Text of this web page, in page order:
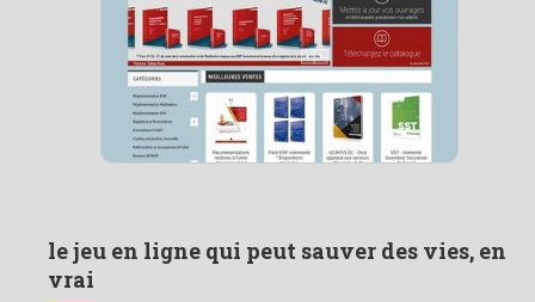
le jeu en ligne qui peut sauver des vies, en
vrai